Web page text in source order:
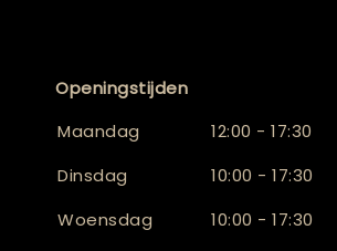
Openingstijden
Maandag
12:00 - 17:30
Dinsdag
10:00 - 17:30
Woensdag
10:00 - 17:30